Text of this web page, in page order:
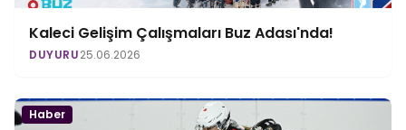
Kaleci Gelişim Çalışmaları Buz Adası'nda!
DUYURU25.06.2026
Haber